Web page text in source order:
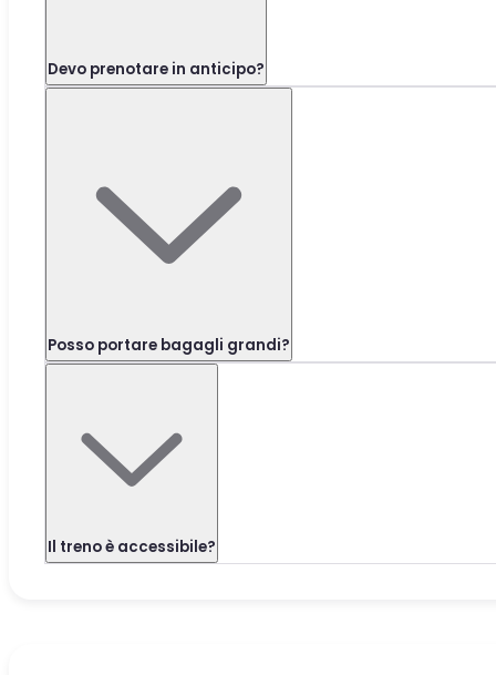
Devo prenotare in anticipo?
Posso portare bagagli grandi?
Il treno è accessibile?